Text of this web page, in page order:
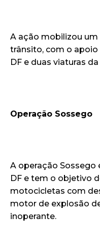
A ação mobilizou um
trânsito, com o
DF e duas viaturas
Operação Sossego
A operação Sossego
DF e tem o objetivo
motocicletas com
motor de explosão
inoperante.